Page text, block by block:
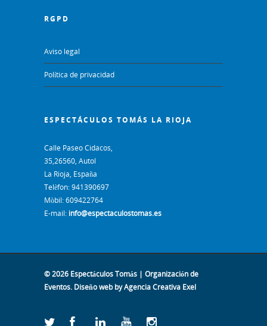
RGPD
Aviso legal
Política de privacidad
ESPECTÁCULOS TOMÁS LA RIOJA
Calle Paseo Cidacos,
35,26560, Autol
La Rioja, España
Telèfon: 941390697
Mòbil: 609422764
E-mail: info@espectaculostomas.es
© 2026 Espectáculos Tomás | Organización de
Eventos. Diseño webby Agencia Creativa Exel